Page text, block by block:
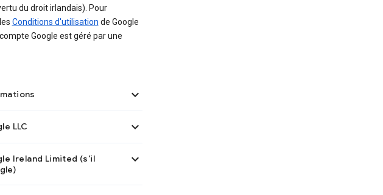
du droit irlandais). Pour
Conditions d'utilisation de Google
Google est géré par une

LLC 
Ireland Limited (s'il
